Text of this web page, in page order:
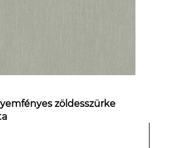
zöldesszürke